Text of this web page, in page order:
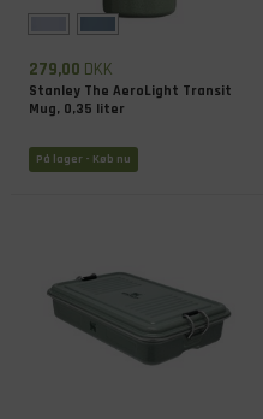
279,00 DKK
Stanley The AeroLight Transit
Mug, 0,35 liter
På lager - Køb nu